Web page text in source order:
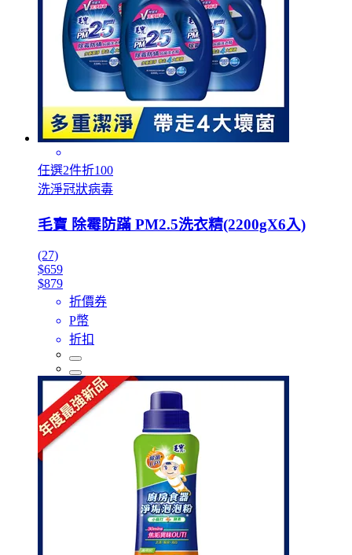
任選2件折100
洗淨冠狀病毒
毛寶 除霉防蹣 PM2.5洗衣精(2200gX6入)
(27)
$659
$879
折價券
P幣
折扣